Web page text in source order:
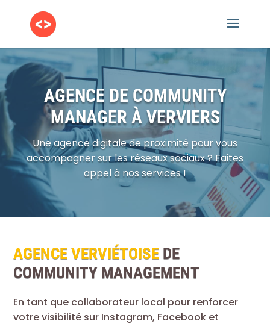
AGENCE DE COMMUNITY
MANAGER À VERVIERS
Une agence digitale de proximité pour vous
accompagner sur les réseaux sociaux ? Faites
appel à nos services !
AGENCEVERVIÉTOISE DE
COMMUNITY MANAGEMENT
En tant que collaborateur local pour renforcer
votre visibilité sur Instagram, Facebook et